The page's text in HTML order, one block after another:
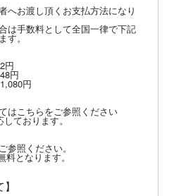
へお渡し頂くお支払方法になり
は手数料として全国一律で下記
す。
円
円
円
はこちらをご参照ください
しております。
照ください。
となります。